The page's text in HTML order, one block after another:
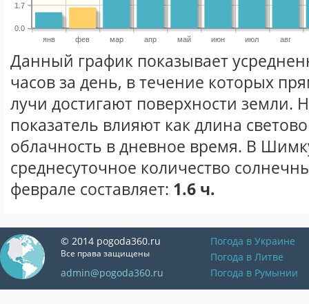
янв фев мар апр май июн июл авг
0.0
1.7
Данный график показывает
часов за день, в течение которых
лучи достигают поверхности земли.
показатель влияют как длина
облачность в дневное время. В
среднесуточное количество
феврале составляет: 1.6 ч.
© 2014 pogoda360.ru
Все права защищены
admin@pogoda360.ru
Погода в Украине
Погода в Литве
Погода в Румынии